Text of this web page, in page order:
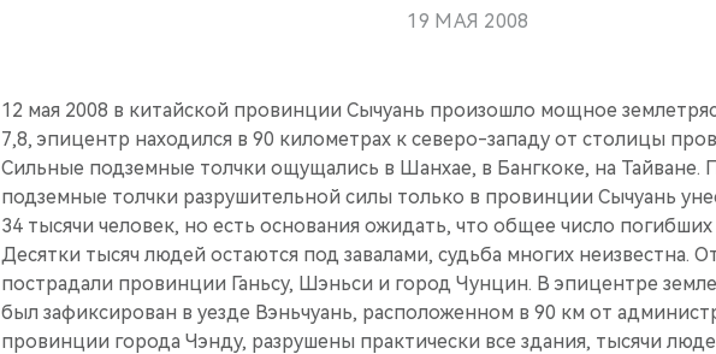
19 МАЯ 2008
12 мая 2008 в китайской провинции Сычуань произошло мощное
7,8, эпицентр находился в 90 километрах к северо-западу от столицы
Сильные подземные толчки ощущались в Шанхае, в Бангкоке, на
подземные толчки разрушительной силы только в провинции Сычуань
34 тысячи человек, но есть основания ожидать, что общее число
Десятки тысяч людей остаются под завалами, судьба многих неизвестна.
пострадали провинции Ганьсу, Шэньси и город Чунцин. В эпицентре
был зафиксирован в уезде Вэньчуань, расположенном в 90 км от
провинции города Чэнду, разрушены практически все здания, тысячи